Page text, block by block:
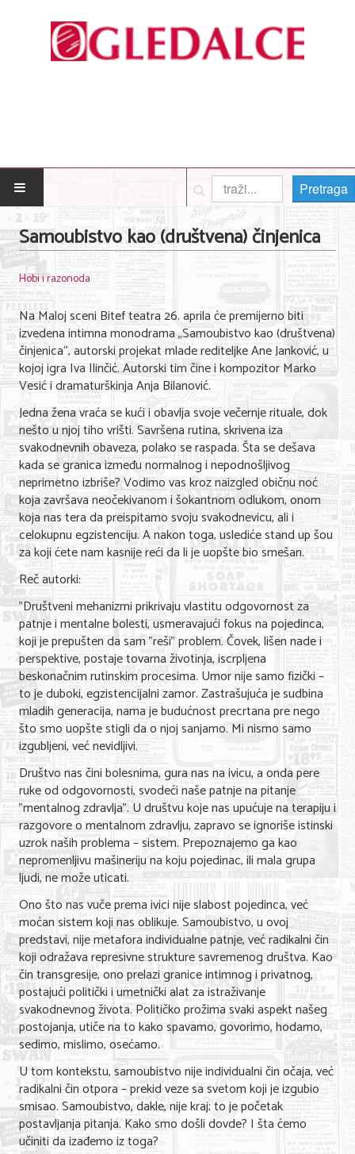
POČETNA
Posao
Nega lica i tela
Shopping
Sve za venčanje
Sve za decu
Gastronomija
Kuća i bašta
Zdravlje i medicina
Sport i rekreacija
Hobi i razonoda
ADRESAR
Posao
Usluge
Nega lica i tela
Shopping
Sve za venčanje
Sve za decu
Kuća i bašta
Gastronomija
Sport i rekreacija
Zdravlje i medicina
Hobi i razonoda
UPIS FIRMI
MARKETING
KONTAKT
O NAMA
Pretraga
Samoubistvo kao (društvena) činjenica
Hobi i razonoda
Na Maloj sceni Bitef teatra 26. aprila će premijerno biti
izvedena intimna monodrama „Samoubistvo kao (društvena)
činjenica“, autorski projekat mlade rediteljke Ane Janković, u
kojoj igra Iva Ilinčić. Autorski tim čine i kompozitor Marko
Vesić i dramaturškinja Anja Bilanović.
Jedna žena vraća se kući i obavlja svoje večernje rituale, dok
nešto u njoj tiho vrišti. Savršena rutina, skrivena iza
svakodnevnih obaveza, polako se raspada. Šta se dešava
kada se granica između normalnog i nepodnošljivog
neprimetno izbriše? Vodimo vas kroz naizgled običnu noć
koja završava neočekivanom i šokantnom odlukom, onom
koja nas tera da preispitamo svoju svakodnevicu, ali i
celokupnu egzistenciju. A nakon toga, uslediće stand up šou
za koji ćete nam kasnije reći da li je uopšte bio smešan.
Reč autorki:
"Društveni mehanizmi prikrivaju vlastitu odgovornost za
patnje i mentalne bolesti, usmeravajući fokus na pojedinca,
koji je prepušten da sam "reši" problem. Čovek, lišen nade i
perspektive, postaje tovarna životinja, iscrpljena
beskonačnim rutinskim procesima. Umor nije samo fizički –
to je duboki, egzistencijalni zamor. Zastrašujuća je sudbina
mladih generacija, nama je budućnost precrtana pre nego
što smo uopšte stigli da o njoj sanjamo. Mi nismo samo
izgubljeni, već nevidljivi.
Društvo nas čini bolesnima, gura nas na ivicu, a onda pere
ruke od odgovornosti, svodeći naše patnje na pitanje
"mentalnog zdravlja". U društvu koje nas upućuje na terapiju i
razgovore o mentalnom zdravlju, zapravo se ignoriše istinski
uzrok naših problema – sistem. Prepoznajemo ga kao
nepromenljivu mašineriju na koju pojedinac, ili mala grupa
ljudi, ne može uticati.
Ono što nas vuče prema ivici nije slabost pojedinca, već
moćan sistem koji nas oblikuje. Samoubistvo, u ovoj
predstavi, nije metafora individualne patnje, već radikalni čin
koji odražava represivne strukture savremenog društva. Kao
čin transgresije, ono prelazi granice intimnog i privatnog,
postajući politički i umetnički alat za istraživanje
svakodnevnog života. Političko prožima svaki aspekt našeg
postojanja, utiče na to kako spavamo, govorimo, hodamo,
sedimo, mislimo, osećamo.
U tom kontekstu, samoubistvo nije individualni čin očaja, već
radikalni čin otpora – prekid veze sa svetom koji je izgubio
smisao. Samoubistvo, dakle, nije kraj; to je početak
postavljanja pitanja. Kako smo došli dovde? I šta ćemo
učiniti da izađemo iz toga?